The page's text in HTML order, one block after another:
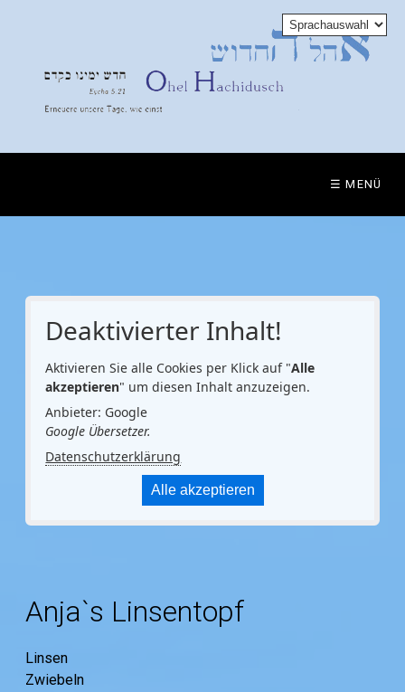
☰ MENÜ
Deaktivierter Inhalt!
Aktivieren Sie alle Cookies per Klick auf "Alle
akzeptieren" um diesen Inhalt anzuzeigen.
Anbieter: Google
Google Übersetzer.
Datenschutzerklärung
Alle akzeptieren
Anja`s Linsentopf
Linsen
Zwiebeln